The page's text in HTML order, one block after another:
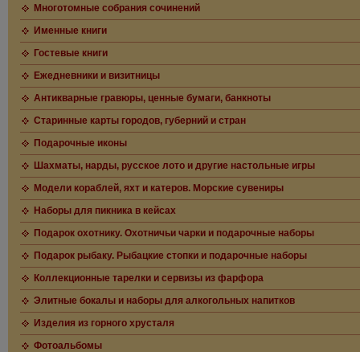
Многотомные собрания сочинений
Именные книги
Гостевые книги
Ежедневники и визитницы
Антикварные гравюры, ценные бумаги, банкноты
Старинные карты городов, губерний и стран
Подарочные иконы
Шахматы, нарды, русское лото и другие настольные игры
Модели кораблей, яхт и катеров. Морские сувениры
Наборы для пикника в кейсах
Подарок охотнику. Охотничьи чарки и подарочные наборы
Подарок рыбаку. Рыбацкие стопки и подарочные наборы
Коллекционные тарелки и сервизы из фарфора
Элитные бокалы и наборы для алкогольных напитков
Изделия из горного хрусталя
Фотоальбомы